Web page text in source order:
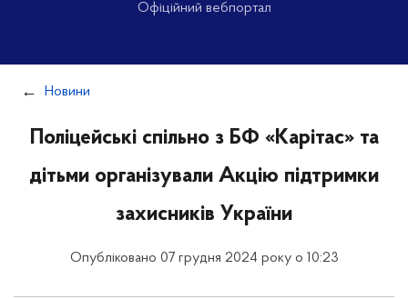
Офіційний вебпортал
Новини
Поліцейські спільно з БФ «Карітас» та
дітьми організували Акцію підтримки
захисників України
Опубліковано 07 грудня 2024 року о 10:23